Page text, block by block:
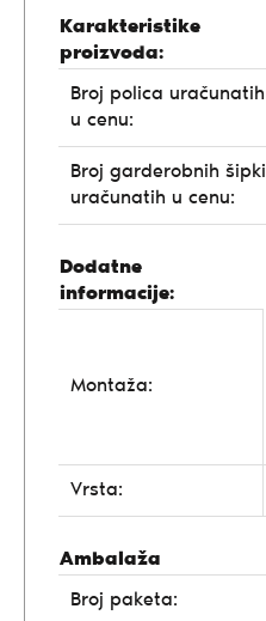
Karakteristike
proizvoda:
Broj polica uračunatih
u cenu:
Broj garderobnih šipki
uračunatih u cenu:
Dodatne
informacije:
Montaža:
Vrsta:
Ambalaža
Broj paketa: